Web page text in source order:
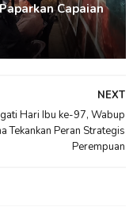
Capaian
NEXT
Hari Ibu ke-97, Wabup
Tekankan Peran Strategis
Perempuan